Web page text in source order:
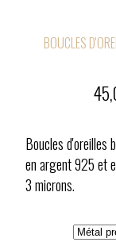
BOUCLES
Boucles d'oreilles
en argent 925 et
3 microns.